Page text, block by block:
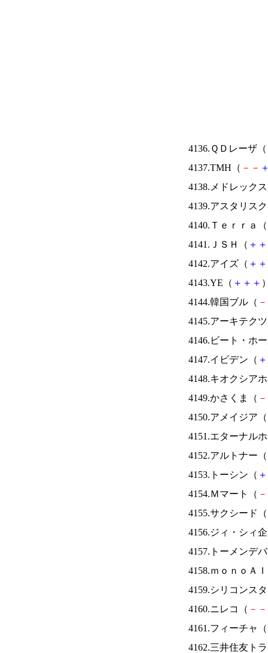
4136.ＱＤレーザ（
4137.TMH（ － －
4138.メドレック
4139.アスタリス
4140.Ｔｅｒｒａ（
4141.ＪＳＨ（ ＋ ＋
4142.アイズ（ ＋ ＋
4143.YE（ ＋ ＋ ＋
4144.韓国ブル（ －
4145.アーキテク
4146.ビート・ホ
4147.イビデン（ ＋
4148.キオクシア
4149.かさくま（ －
4150.アメイジア（
4151.エターナル
4152.アルトナー（
4153.トーシン（ ＋
4154.Ｍマート（ －
4155.サクシード（
4156.ジィ・シィ
4157.トーメンデ
4158.ｍｏｎｏＡ
4159.シリコンス
4160.ニレコ（ － －
4161.フィーチャ（
4162.三井住友ト